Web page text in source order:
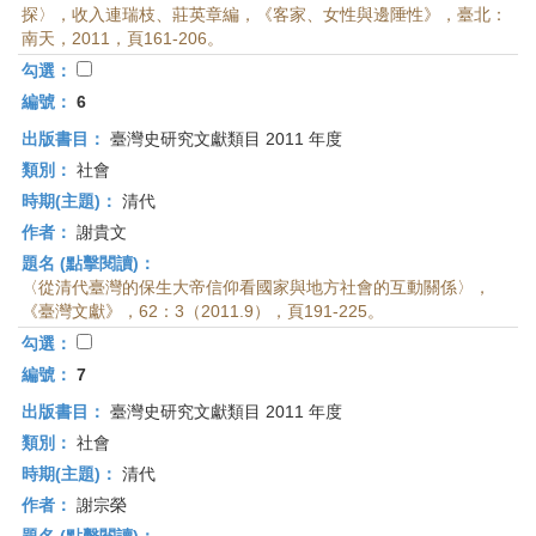
探〉，收入連瑞枝、莊英章編，《客家、女性與邊陲性》，臺北：
南天，2011，頁161-206。
勾選：
編號： 6
出版書目： 臺灣史研究文獻類目 2011 年度
類別： 社會
時期(主題)： 清代
作者： 謝貴文
題名 (點擊閱讀)：
〈從清代臺灣的保生大帝信仰看國家與地方社會的互動關係〉，
《臺灣文獻》，62：3（2011.9），頁191-225。
勾選：
編號： 7
出版書目： 臺灣史研究文獻類目 2011 年度
類別： 社會
時期(主題)： 清代
作者： 謝宗榮